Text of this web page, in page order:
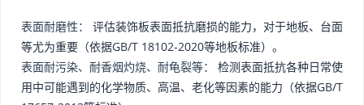
表面耐磨性：
评估装饰板表面抵抗磨损的能力，对于地板、台面
等尤为重要（依据GB/T 18102-2020等地板标准）。
表面耐污染、耐香烟灼烧、耐龟裂等：
检测表面抵抗各种日常使
用中可能遇到的化学物质、高温、老化等因素的能力（依据GB/T